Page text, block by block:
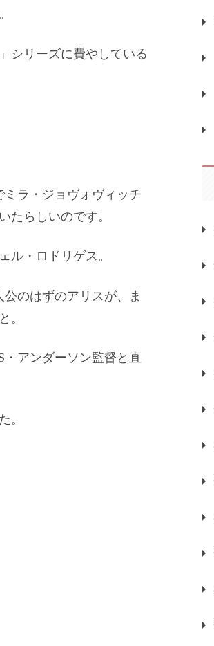
シリーズに費やしている
ラ・ジョヴォヴィッチ
たらしいのです。
ル・ロドリゲス。
のはずのアリスが、ま
。
アンダーソン監督と直
。